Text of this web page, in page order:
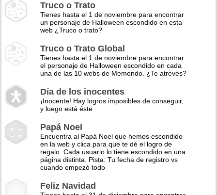
Truco o Trato
Tienes hasta el 1 de noviembre para encontrar
un personaje de Halloween escondido en esta
web ¿Truco o trato?
Truco o Trato Global
Tienes hasta el 1 de noviembre para encontrar
el personaje de Halloween escondido en cada
una de las 10 webs de Memondo. ¿Te atreves?
Día de los inocentes
¡Inocente! Hay logros imposibles de conseguir,
y luego está éste
Papá Noel
Encuentra al Papá Noel que hemos escondido
en la web y clica para que te dé el logro de
regalo. Cada usuario lo tiene escondido en una
página distinta. Pista: Tu fecha de registro vs
cuando empezó todo
Feliz Navidad